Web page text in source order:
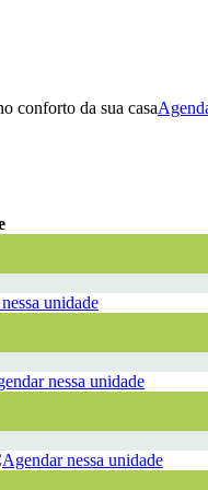
conforto da sua casa
unidade
nessa unidade
Agendar nessa unidade